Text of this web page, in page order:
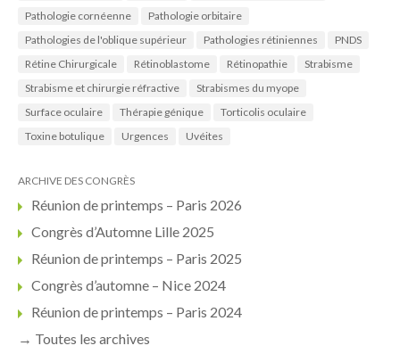
Pathologie cornéenne
Pathologie orbitaire
Pathologies de l'oblique supérieur
Pathologies rétiniennes
PNDS
Rétine Chirurgicale
Rétinoblastome Rétinopathie
Strabisme
Strabisme et chirurgie réfractive
Strabismes du myope
Surface oculaire
Thérapie génique
Torticolis oculaire
Toxine botulique
Urgences Uvéites
ARCHIVE DES CONGRÈS
Réunion de printemps – Paris 2026
Congrès d’Automne Lille 2025
Réunion de printemps – Paris 2025
Congrès d’automne – Nice 2024
Réunion de printemps – Paris 2024
→ Toutes les archives